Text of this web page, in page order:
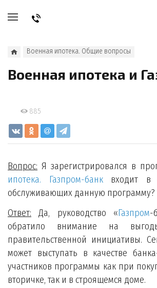
Военная ипотека. Общие вопросы
Военная ипотека и
885
Вопрос: Я зарегистрировался в
ипотека. Газпром-банквходит в
обслуживающих данную программу?
Ответ: Да, руководство «Газпром-
обратило внимание на
правительственной инициативы.
может выступать в качестве
участников программы как при
вторичке, так и в строящемся доме.